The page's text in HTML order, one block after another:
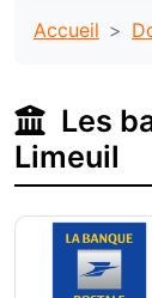
Accueil
Les
Limeuil